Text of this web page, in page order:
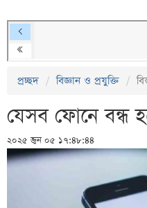
প্রচ্ছদ বিজ্ঞান ও প্রযুক্তি
যেসব ফোনে বন্ধ
২০২৫ জুন ০৫ ১৭:৪৮:৪৪